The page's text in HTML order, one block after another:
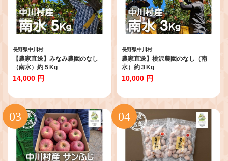
長野県中川村
【農家直送】みなみ農園のなし
（南水）約５Kg
14,000 円
長野県中川村
農家直送】桃沢農園のなし（南
水）約３Kg
10,000 円